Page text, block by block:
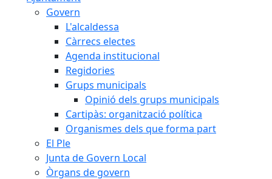
Govern
L'alcaldessa
Càrrecs electes
Agenda institucional
Regidories
Grups municipals
Opinió dels grups municipals
Cartipàs: organització política
Organismes dels que forma part
El Ple
Junta de Govern Local
Òrgans de govern